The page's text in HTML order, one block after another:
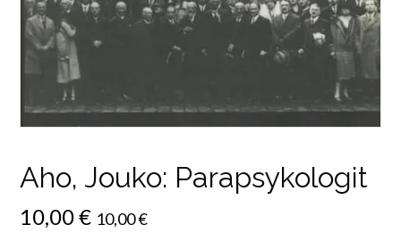
Aho, Jouko: Parapsykologit
10,00€ 10,00€